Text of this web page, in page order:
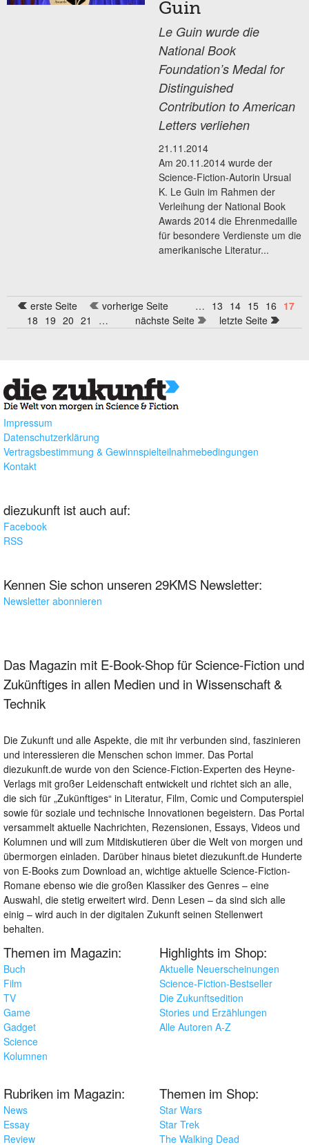
Guin
Le Guin wurde die
National Book
Foundation’s Medal for
Distinguished
Contribution to American
Letters verliehen
21.11.2014
Am 20.11.2014 wurde der
Science-Fiction-Autorin Ursual
K. Le Guin im Rahmen der
Verleihung der National Book
Awards 2014 die Ehrenmedaille
für besondere Verdienste um die
amerikanische Literatur...
Seiten
erste Seite vorherige Seite … 13 14 15 16 17
18 19 20 21 … nächste Seite letzte Seite
Impressum
Datenschutzerklärung
Vertragsbestimmung & Gewinnspielteilnahmebedingungen
Kontakt
diezukunft ist auch auf:
Facebook
RSS
Kennen Sie schon unseren 29KMS Newsletter:
Newsletter abonnieren
Das Magazin mit E-Book-Shop für Science-Fiction und
Zukünftiges in allen Medien und in Wissenschaft &
Technik
Die Zukunft und alle Aspekte, die mit ihr verbunden sind, faszinieren
und interessieren die Menschen schon immer. Das Portal
diezukunft.de wurde von den Science-Fiction-Experten des Heyne-
Verlags mit großer Leidenschaft entwickelt und richtet sich an alle,
die sich für „Zukünftiges“ in Literatur, Film, Comic und Computerspiel
sowie für soziale und technische Innovationen begeistern. Das Portal
versammelt aktuelle Nachrichten, Rezensionen, Essays, Videos und
Kolumnen und will zum Mitdiskutieren über die Welt von morgen und
übermorgen einladen. Darüber hinaus bietet diezukunft.de Hunderte
von E-Books zum Download an, wichtige aktuelle Science-Fiction-
Romane ebenso wie die großen Klassiker des Genres – eine
Auswahl, die stetig erweitert wird. Denn Lesen – da sind sich alle
einig – wird auch in der digitalen Zukunft seinen Stellenwert
behalten.
Themen im Magazin:
Buch
Film
TV
Game
Gadget
Science
Kolumnen
Highlights im Shop:
Aktuelle Neuerscheinungen
Science-Fiction-Bestseller
Die Zukunftsedition
Stories und Erzählungen
Alle Autoren A-Z
Rubriken im Magazin:
News
Essay
Review
Themen im Shop:
Star Wars
Star Trek
The Walking Dead